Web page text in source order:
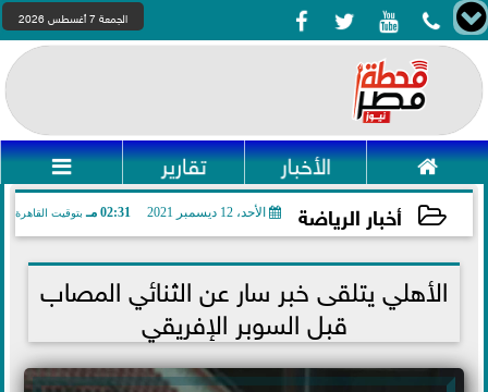
    الجمعة 7 أغسطس 2026
 الأخبار تقارير 
أخبار الرياضة الأحد، 12 ديسمبر 2021 02:31 مـ بتوقيت القاهرة
2021-12-12 14:31:25
الأهلي يتلقى خبر سار عن الثنائي المصاب
قبل السوبر الإفريقي